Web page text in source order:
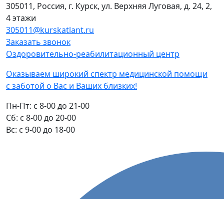
305011, Россия, г. Курск, ул. Верхняя Луговая, д. 24, 2,
4 этажи
305011@kurskatlant.ru
Заказать звонок
Оздоровительно-реабилитационный центр
Оказываем широкий спектр медицинской помощи
с заботой о Вас и Ваших близких!
Пн-Пт: с 8-00 до 21-00
Cб: с 8-00 до 20-00
Вс: с 9-00 до 18-00